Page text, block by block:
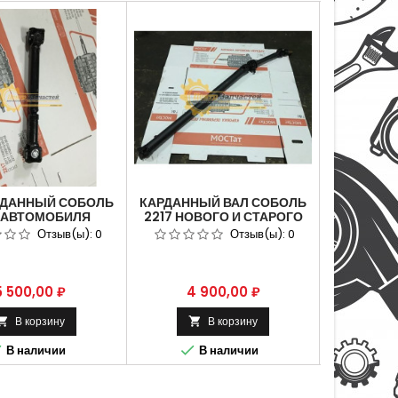
СОБОЛЬ
ПОЛНЫЙ ПРИВОД
Отзыв(ы): 0
500,00 ₽
В корзину
В наличии
КАРДАННЫЙ ВАЛ СОБОЛЬ
2217 НОВОГО И СТАРОГО
ОБРАЗЦА С ПОДВЕСНЫМ
2217-2200010-02
Отзыв(ы): 0
Цена
4 900,00 ₽
 В корзину
 В наличии
ДЛЯ
ГАЗ-
БАЗА
4
